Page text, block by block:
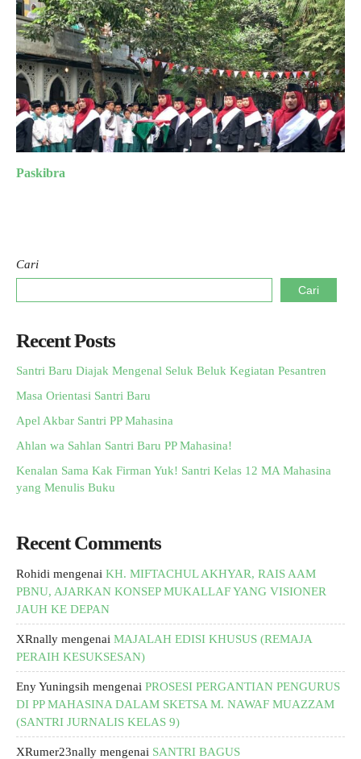
Paskibra
Cari
Cari
Recent Posts
Santri Baru Diajak Mengenal Seluk Beluk Kegiatan Pesantren
Masa Orientasi Santri Baru
Apel Akbar Santri PP Mahasina
Ahlan wa Sahlan Santri Baru PP Mahasina!
Kenalan Sama Kak Firman Yuk! Santri Kelas 12 MA Mahasina
yang Menulis Buku
Recent Comments
Rohidi mengenai KH. MIFTACHUL AKHYAR, RAIS AAM
PBNU, AJARKAN KONSEP MUKALLAF YANG VISIONER
JAUH KE DEPAN
XRnally mengenai MAJALAH EDISI KHUSUS (REMAJA
PERAIH KESUKSESAN)
Eny Yuningsih mengenai PROSESI PERGANTIAN PENGURUS
DI PP MAHASINA DALAM SKETSA M. NAWAF MUAZZAM
(SANTRI JURNALIS KELAS 9)
XRumer23nally mengenai SANTRI BAGUS